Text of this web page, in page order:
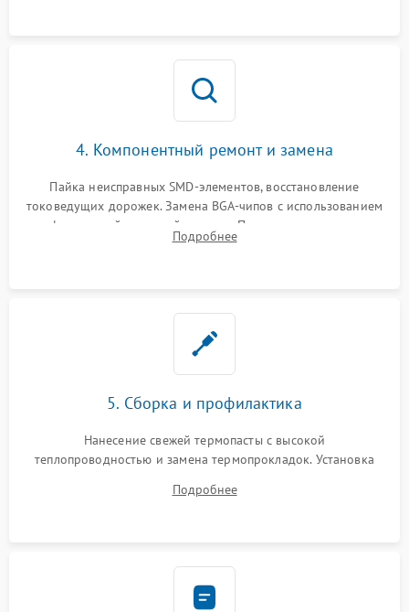
4. Компонентный ремонт и замена
Пайка неисправных SMD-элементов, восстановление
токоведущих дорожек. Замена BGA-чипов с использованием
инфракрасной паяльной станции. Прошивка микросхемы
BIOS или замена поврежденных портов USB
Подробнее
5. Сборка и профилактика
Нанесение свежей термопасты с высокой
теплопроводностью и замена термопрокладок. Установка
шлейфов, модулей памяти и накопителей. Предварительная
Подробнее